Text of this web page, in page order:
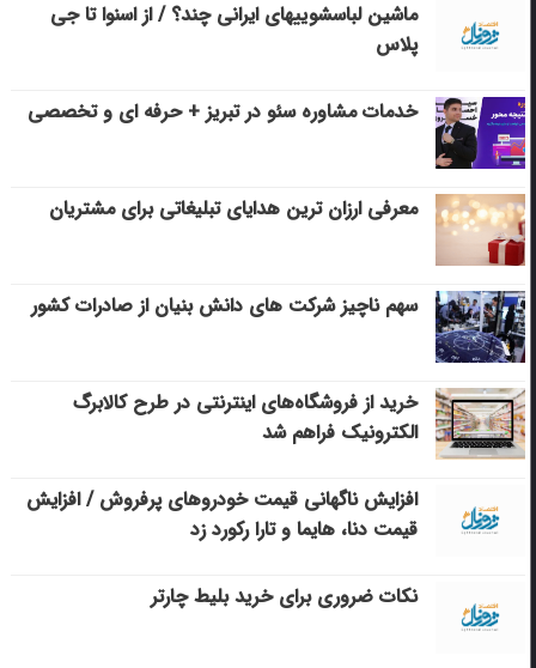
ماشین لباسشویی‎های ایرانی چند؟ / از اسنوا تا جی
پلاس
خدمات مشاوره سئو در تبریز + حرفه ای و تخصصی
معرفی ارزان ترین هدایای تبلیغاتی برای مشتریان
سهم ناچیز شرکت های دانش بنیان از صادرات کشور
خرید از فروشگاه‌های اینترنتی در طرح کالابرگ
الکترونیک فراهم شد
افزایش ناگهانی قیمت خودروهای پرفروش / افزایش
قیمت دنا، هایما و تارا رکورد زد
نکات ضروری برای خرید بلیط چارتر